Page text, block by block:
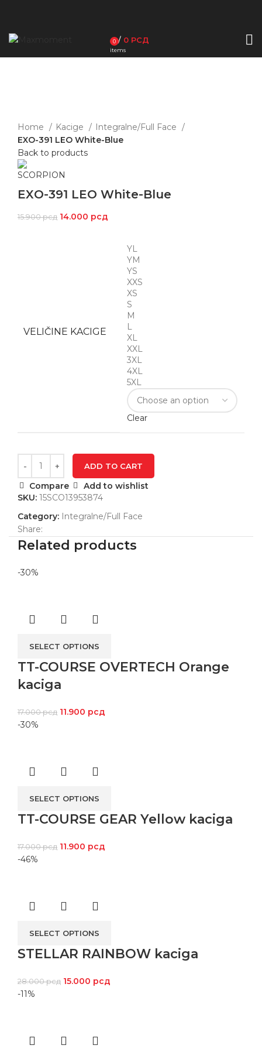
0
items
/ 0 РСД
Home
Kacige
Integralne/Full Face
EXO-391 LEO White-Blue
Back to products
EXO-391 LEO White-Blue
15.900рсд 14.000 рсд
VELIČINE KACIGE
YL
YM
YS
XXS
XS
S
M
L
XL
XXL
3XL
4XL
5XL
Clear
ADD TO CART
Compare
Add to wishlist
SKU: 15SCO13953874
Category: Integralne/Full Face
Share:
Related products
-30%
SELECT OPTIONS
TT-COURSE OVERTECH Orange
kaciga
17.000рсд 11.900 рсд
-30%
SELECT OPTIONS
TT-COURSE GEAR Yellow kaciga
17.000рсд 11.900 рсд
-46%
SELECT OPTIONS
STELLAR RAINBOW kaciga
28.000рсд 15.000 рсд
-11%